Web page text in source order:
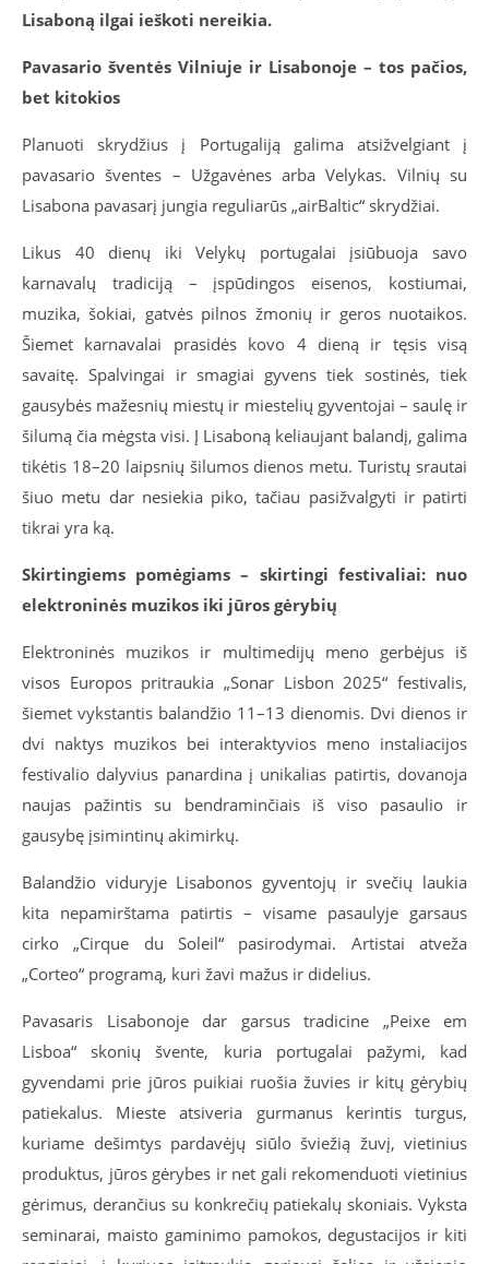
Lisaboną ilgai ieškoti nereikia.
Pavasario šventės Vilniuje ir Lisabonoje – tos pačios,
bet kitokios
Planuoti skrydžius į Portugaliją galima atsižvelgiant į
pavasario šventes – Užgavėnes arba Velykas. Vilnių su
Lisabona pavasarį jungia reguliarūs „airBaltic“ skrydžiai.
Likus 40 dienų iki Velykų portugalai įsiūbuoja savo
karnavalų tradiciją – įspūdingos eisenos, kostiumai,
muzika, šokiai, gatvės pilnos žmonių ir geros nuotaikos.
Šiemet karnavalai prasidės kovo 4 dieną ir tęsis visą
savaitę. Spalvingai ir smagiai gyvens tiek sostinės, tiek
gausybės mažesnių miestų ir miestelių gyventojai – saulę ir
šilumą čia mėgsta visi. Į Lisaboną keliaujant balandį, galima
tikėtis 18–20 laipsnių šilumos dienos metu. Turistų srautai
šiuo metu dar nesiekia piko, tačiau pasižvalgyti ir patirti
tikrai yra ką.
Skirtingiems pomėgiams – skirtingi festivaliai: nuo
elektroninės muzikos iki jūros gėrybių
Elektroninės muzikos ir multimedijų meno gerbėjus iš
visos Europos pritraukia „Sonar Lisbon 2025“ festivalis,
šiemet vykstantis balandžio 11–13 dienomis. Dvi dienos ir
dvi naktys muzikos bei interaktyvios meno instaliacijos
festivalio dalyvius panardina į unikalias patirtis, dovanoja
naujas pažintis su bendraminčiais iš viso pasaulio ir
gausybę įsimintinų akimirkų.
Balandžio viduryje Lisabonos gyventojų ir svečių laukia
kita nepamirštama patirtis – visame pasaulyje garsaus
cirko „Cirque du Soleil“ pasirodymai. Artistai atveža
„Corteo“ programą, kuri žavi mažus ir didelius.
Pavasaris Lisabonoje dar garsus tradicine „Peixe em
Lisboa“ skonių švente, kuria portugalai pažymi, kad
gyvendami prie jūros puikiai ruošia žuvies ir kitų gėrybių
patiekalus. Mieste atsiveria gurmanus kerintis turgus,
kuriame dešimtys pardavėjų siūlo šviežią žuvį, vietinius
produktus, jūros gėrybes ir net gali rekomenduoti vietinius
gėrimus, derančius su konkrečių patiekalų skoniais. Vyksta
seminarai, maisto gaminimo pamokos, degustacijos ir kiti